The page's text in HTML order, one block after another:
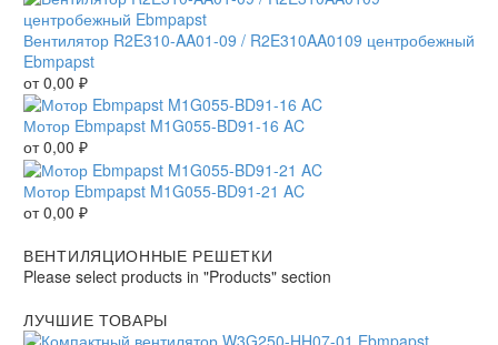
Вентилятор R2E310-AA01-09 / R2E310AA0109 центробежный
Ebmpapst
от0,00 ₽
Мотор Ebmpapst M1G055-BD91-16 AC
от0,00 ₽
Мотор Ebmpapst M1G055-BD91-21 AC
от0,00 ₽
ВЕНТИЛЯЦИОННЫЕ РЕШЕТКИ
Please select products in "Products" section
ЛУЧШИЕ ТОВАРЫ